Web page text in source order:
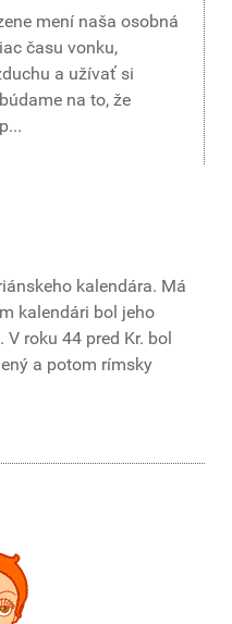
mení naša osobná
času vonku,
a užívať si
na to, že
kalendára. Má
kalendári bol jeho
V roku 44 pred Kr. bol
a potom rímsky